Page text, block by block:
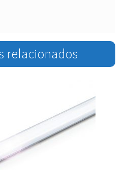
relacionados